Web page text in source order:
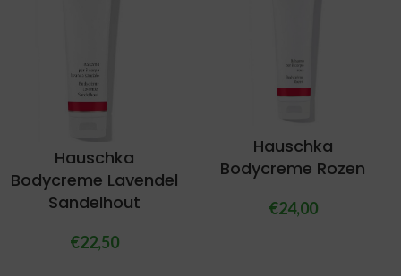
Hauschka
Bodycreme Lavendel
Sandelhout
€22,50
Hauschka
Bodycreme Rozen
€24,00